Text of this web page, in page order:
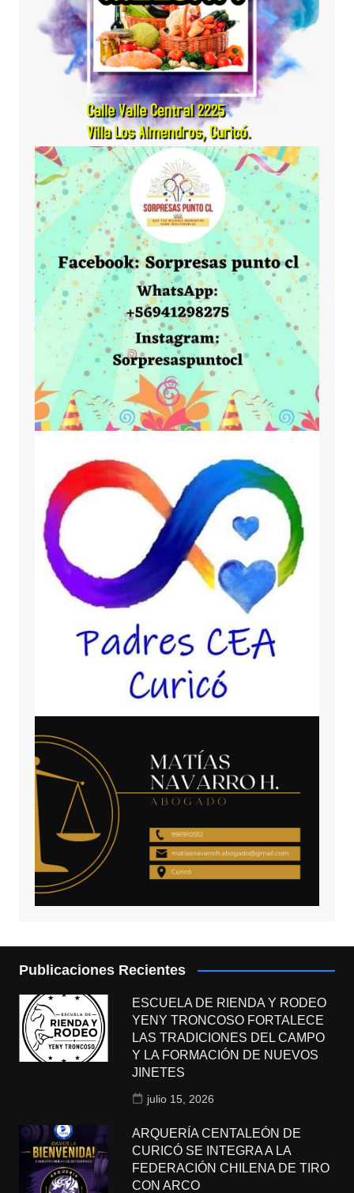
Publicaciones Recientes
ESCUELA DE RIENDA Y RODEO
YENY TRONCOSO FORTALECE
LAS TRADICIONES DEL CAMPO
Y LA FORMACIÓN DE NUEVOS
JINETES
julio 15, 2026
ARQUERÍA CENTALEÓN DE
CURICÓ SE INTEGRA A LA
FEDERACIÓN CHILENA DE TIRO
CON ARCO